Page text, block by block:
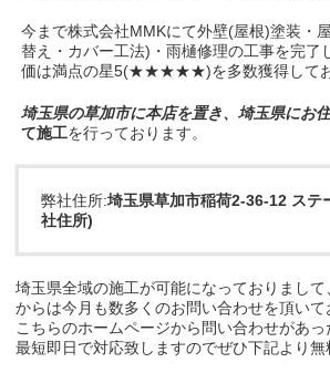
今まで株式会社MMKにて外壁(屋根)塗装・
替え・カバー工法)・雨樋修理の工事を完了
価は満点の星5(★★★★★)を多数獲得してお
埼玉県の草加市に本店を置き、埼玉県にお
て施工を行っております。
弊社住所:埼玉県草加市稲荷2-36-12 ステ
社住所)
埼玉県全域の施工が可能になっておりまし
からは今月も数多くのお問い合わせを頂いて
こちらのホームページから問い合わせがあ
最短即日で対応致しますのでぜひ下記より無